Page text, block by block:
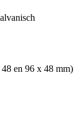
en 96 x 48 mm)